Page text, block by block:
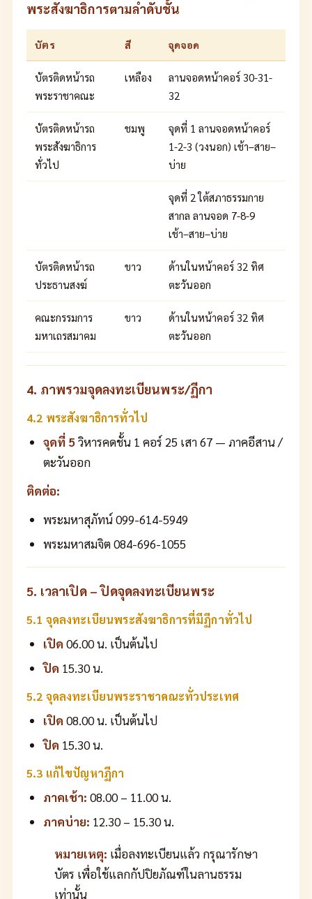
พระสังฆาธิการตามลำดับชั้น
บัตร สี จุดจอด
บัตรติดหน้ารถ
พระราชาคณะ
เหลือง
ลานจอดหน้าคอร์ 30-31-
32
บัตรติดหน้ารถ
พระสังฆาธิการ
ทั่วไป
ชมพู
จุดที่ 1 ลานจอดหน้าคอร์
1-2-3 (วงนอก) เช้า–สาย–
บ่าย
จุดที่ 2 ใต้สภาธรรมกาย
สากล ลานจอด 7-8-9
เช้า–สาย–บ่าย
บัตรติดหน้ารถ
ประธานสงฆ์
ขาว
ด้านในหน้าคอร์ 32 ทิศ
ตะวันออก
คณะกรรมการ
มหาเถรสมาคม
ขาว
ด้านในหน้าคอร์ 32 ทิศ
ตะวันออก
4. ภาพรวมจุดลงทะเบียนพระ/ฏีกา
4.2 พระสังฆาธิการทั่วไป
จุดที่ 5วิหารคดชั้น 1 คอร์ 25 เสา 67 — ภาคอีสาน /
ตะวันออก
ติดต่อ:
พระมหาสุภัทน์ 099-614-5949
พระมหาสมจิต 084-696-1055
5. เวลาเปิด – ปิดจุดลงทะเบียนพระ
5.1 จุดลงทะเบียนพระสังฆาธิการที่มีฏีกาทั่วไป
เปิด 06.00 น. เป็นต้นไป
ปิด 15.30 น.
5.2 จุดลงทะเบียนพระราชาคณะทั่วประเทศ
เปิด 08.00 น. เป็นต้นไป
ปิด 15.30 น.
5.3 แก้ไขปัญหาฏีกา
ภาคเช้า: 08.00 – 11.00 น.
ภาคบ่าย: 12.30 – 15.30 น.
หมายเหตุ: เมื่อลงทะเบียนแล้ว กรุณารักษา
บัตร เพื่อใช้แลกกัปปิยภัณฑ์ในลานธรรม
เท่านั้น